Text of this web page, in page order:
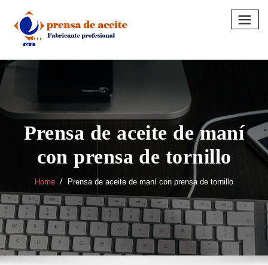
content
Prensa de aceite de maní
con prensa de tornillo
Home Prensa de aceite de maní con prensa de tornillo